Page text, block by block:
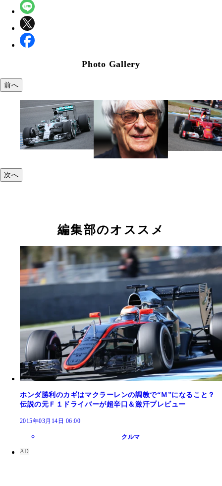
Photo Gallery
前へ
次へ
編集部のオススメ
ホンダ勝利のカギはマクラーレンの調教で“Ｍ”になること？
伝説の元Ｆ１ドライバーが超辛口＆激汗プレビュー
2015年03月14日 06:00
クルマ